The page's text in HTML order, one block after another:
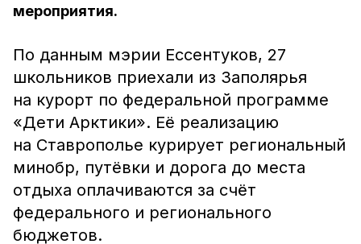
мероприятия.
По данным мэрии Ессентуков, 27
школьников приехали из Заполярья
на курорт по федеральной программе
«Дети Арктики». Её реализацию
на Ставрополье курирует региональный
минобр, путёвки и дорога до места
отдыха оплачиваются за счёт
федерального и регионального
бюджетов.